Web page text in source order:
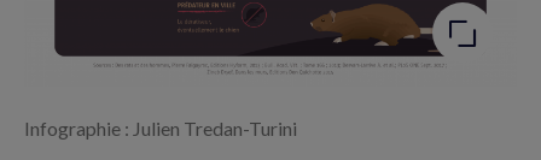
Infographie : Julien Tredan-Turini